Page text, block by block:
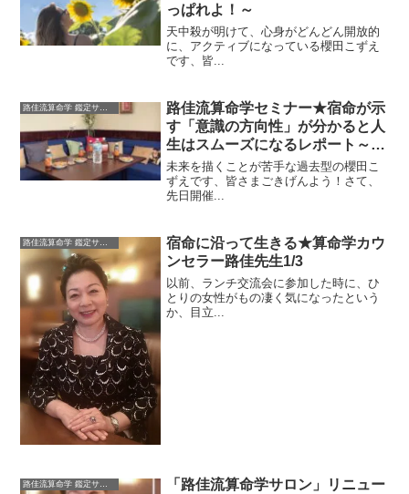
っぱれよ！～
天中殺が明けて、心身がどんどん開放的
に、アクティブになっている櫻田こずえ
です、皆...
路佳流算命学セミナー★宿命が示
す「意識の方向性」が分かると人
生はスムーズになるレポート～感
想を頂きました～
未来を描くことが苦手な過去型の櫻田こ
ずえです、皆さまごきげんよう！さて、
先日開催...
路佳流算命学 鑑定サロン
宿命に沿って生きる★算命学カウ
ンセラー路佳先生1/3
以前、ランチ交流会に参加した時に、ひ
とりの女性がもの凄く気になったという
か、目立...
路佳流算命学 鑑定サロン
「路佳流算命学サロン」リニュー